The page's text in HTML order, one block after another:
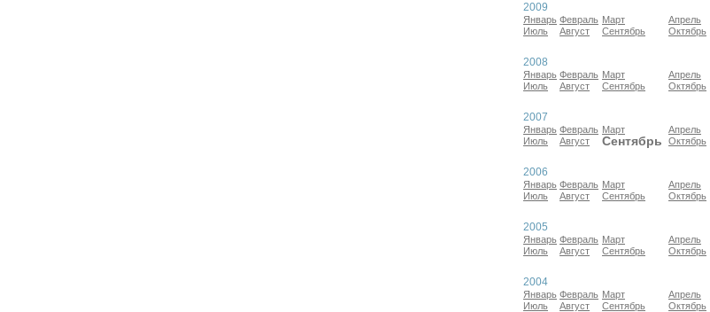
2009
Январь Февраль Март Апрель
Июль
Август Сентябрь Октябрь
2008
Январь Февраль Март Апрель
Июль
Август Сентябрь Октябрь
2007
Январь Февраль Март Апрель
Июль
Август Сентябрь Октябрь
2006
Январь Февраль Март Апрель
Июль
Август Сентябрь Октябрь
2005
Январь Февраль Март Апрель
Июль
Август Сентябрь Октябрь
2004
Январь Февраль Март Апрель
Июль
Август Сентябрь Октябрь